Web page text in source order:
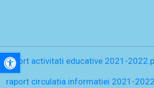
A+
raport activitati educative 2021-
raport circulatia informatiei 2021-